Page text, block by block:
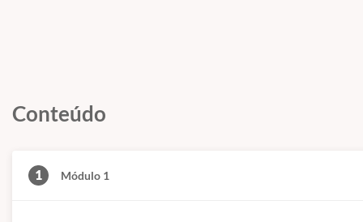
Conteúdo
1 Módulo 1